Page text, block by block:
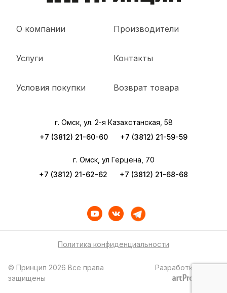
О компании
Услуги
Условия покупки
Производители
Контакты
Возврат товара
г. Омск, ул. 2-я Казахстанская, 58
+7 (3812) 21-60-60
+7 (3812) 21-59-59
г. Омск, ул Герцена, 70
+7 (3812) 21-62-62
+7 (3812) 21-68-68
Политика конфиденциальности
© Принцип 2026 Все права
защищены
Разработка сайта